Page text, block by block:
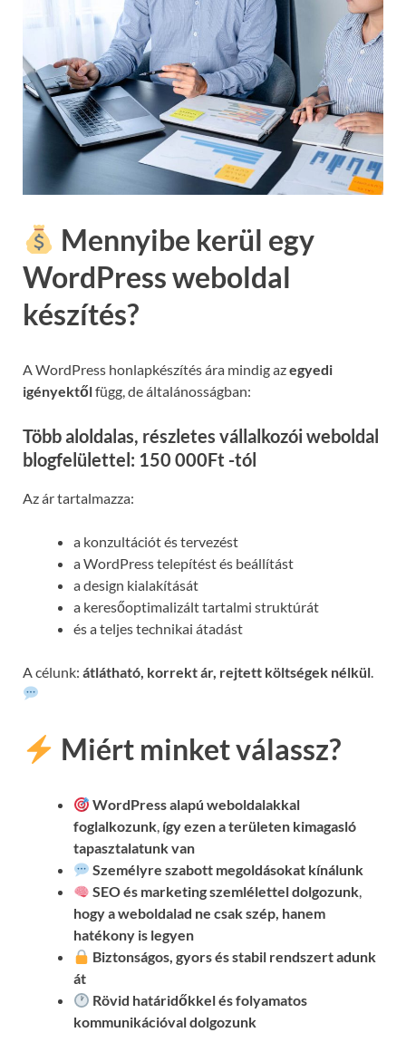
Mennyibe kerül egy
WordPress weboldal
készítés?
A WordPress honlapkészítés ára mindig azegyedi
igényektőlfügg, de általánosságban:
Több aloldalas, részletes vállalkozói weboldal
blogfelülettel: 150 000Ft -tól
Az ár tartalmazza:
a konzultációt és tervezést
a WordPress telepítést és beállítást
a design kialakítását
a keresőoptimalizált tartalmi struktúrát
és a teljes technikai átadást
A célunk: átlátható, korrekt ár, rejtett költségek nélkül
Miért minket válassz?
WordPress alapú weboldalakkal
foglalkozunk, így ezen a területen kimagasló
tapasztalatunk van
Személyre szabott megoldásokat kínálunk
SEO és marketing szemlélettel dolgozunk,
hogy a weboldalad ne csak szép, hanem
hatékony is legyen
Biztonságos, gyors és stabil rendszert adunk
át
Rövid határidőkkel és folyamatos
kommunikációvaldolgozunk